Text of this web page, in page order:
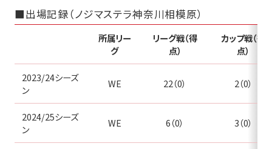
■出場記録（ノジマステラ神奈川相模原）
所属リー
グ
リーグ戦（得
点）
カップ戦（得
点）
2023/24シーズ
ン
WE 22（0） 2（0）
2024/25シーズ
ン
WE 6（0） 3（0）